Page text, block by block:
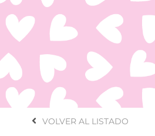
VOLVER AL LISTADO